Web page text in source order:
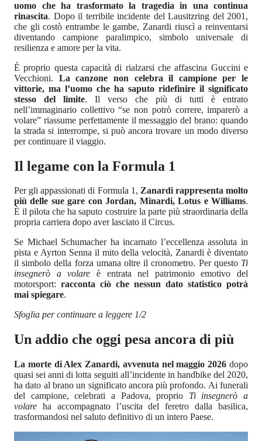
uomo che ha trasformato la tragedia in una continua
rinascita. Dopo il terribile incidente del Lausitzring del 2001,
che gli costò entrambe le gambe, Zanardi riuscì a reinventarsi
diventando campione paralimpico, simbolo universale di
resilienza e amore per la vita.
È proprio questa capacità di rialzarsi che affascina Guccini e
Vecchioni. La canzone non celebra il campione per le
vittorie, ma l’uomo che ha saputo ridefinire il significato
stesso del limite. Il verso che più di tutti è entrato
nell’immaginario collettivo “se non potrò correre, imparerò a
volare” riassume perfettamente il messaggio del brano: quando
la strada si interrompe, si può ancora trovare un modo diverso
per continuare il viaggio.
Il legame con la Formula 1
Per gli appassionati di Formula 1, Zanardi rappresenta molto
più delle sue gare con Jordan, Minardi, Lotus e Williams.
È il pilota che ha saputo costruire la parte più straordinaria della
propria carriera dopo aver lasciato il Circus.
Se Michael Schumacher ha incarnato l’eccellenza assoluta in
pista e Ayrton Senna il mito della velocità, Zanardi è diventato
il simbolo della forza umana oltre il cronometro. Per questo Ti
insegnerò a volare è entrata nel patrimonio emotivo del
motorsport: racconta ciò che nessun dato statistico potrà
mai spiegare.
Sfoglia per continuare a leggere 1/2
Un addio che oggi pesa ancora di più
La morte di Alex Zanardi, avvenuta nel maggio 2026 dopo
quasi sei anni di lotta seguiti all’incidente in handbike del 2020,
ha dato al brano un significato ancora più profondo. Ai funerali
del campione, celebrati a Padova, proprio Ti insegnerò a
volare ha accompagnato l’uscita del feretro dalla basilica,
trasformandosi nel saluto definitivo di un intero Paese.